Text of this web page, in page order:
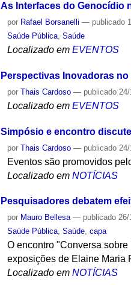
As Interfaces do Genocídio
por Rafael Borsanelli — publicado
Saúde Pública,Saúde
Localizado em EVENTOS
Perspectivas Inovadoras no
porThais Cardoso — publicado
Localizado em EVENTOS
Simpósio e encontro
porThais Cardoso — publicado
Eventos são promovidos
Localizado em NOTÍCIAS
Pesquisadores debatem
por Mauro Bellesa — publicado
Saúde Pública,Saúde,capa
O encontro "Conversa
exposições de Elaine Maria
Localizado em NOTÍCIAS